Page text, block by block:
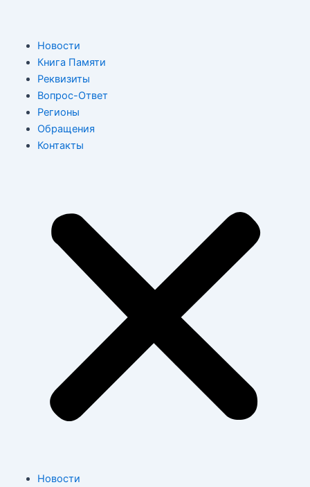
содержимому
Новости
Книга Памяти
Реквизиты
Вопрос-Ответ
Регионы
Обращения
Контакты
Новости